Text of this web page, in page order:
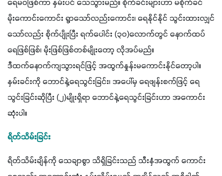
ရေမဝဖြစ်ကာ နှမ်းပင် သေသွားမည်။ စိုက်ခင်းများဟာ မစိုက်ခင်
မိုးကောင်းကောင်း ရွာသော်လည်းကောင်း၊ ရေနိုင်နိုင် သွင်းထားလျှင်
သော်လည်း စိုက်ပျိုးပြီး ရက်ပေါင်း (၃၀)လောက်တွင် နောက်ထပ်
ရေဖြစ်ဖြစ်၊ မိုးဖြစ်ဖြစ်တစ်မျိုးတော့ လိုအပ်မည်။
ဒီထက်နောက်ကျသွားရင်ဖြင့် အထွက်နှုန်းမကောင်းနိုင်တော့ပါ။
နှမ်းခင်းကို ဘောင်နဲ့ရေသွင်းခြင်း၊ အပေါ်မှ ရေဖျန်းစက်ဖြင့် ရေ
သွင်းခြင်းဆိုပြီး (၂)မျိုးရှိရာ ဘောင်နဲ့ရေသွင်းခြင်းဟာ အကောင်း
ဆုံးပါ။
ရိတ်သိမ်းခြင်း
ရိတ်သိမ်းချိန်ကို သေချာစွာ သိရှိခြင်းသည် သီးနှံအထွက် ကောင်း